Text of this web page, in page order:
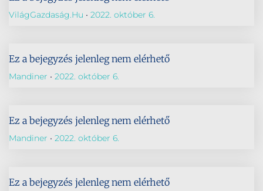
VilágGazdaság.hu 2022. október 6.
Ez a bejegyzés jelenleg nem elérhető
Mandiner 2022. október 6.
Ez a bejegyzés jelenleg nem elérhető
Mandiner 2022. október 6.
Ez a bejegyzés jelenleg nem elérhető